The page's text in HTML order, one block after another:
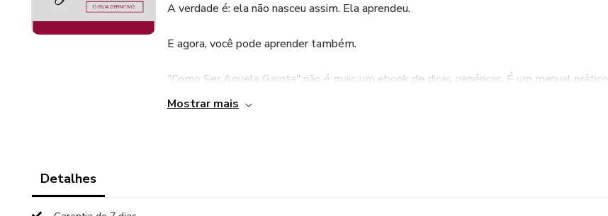
A verdade é: ela não nasceu assim. Ela aprendeu.
E agora, você pode aprender também.
"Como Ser Aquela Garota" não é mais um ebook de dicas genéricas. É um manual prático
que te guia, passo a passo, para construir a vida que você admira – começando por dentro.
Mostrar mais
Detalhes